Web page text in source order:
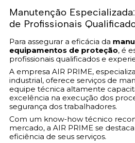
Manutenção
de Profissionais
Para assegurar a eficácia da
equipamentos de proteção, é
profissionais qualificados e
A empresa AIR PRIME,
industrial, oferece serviços de
equipe técnica altamente
excelência na execução dos
segurança dos trabalhadores.
Com um know-how técnico
mercado, a AIR PRIME se
eficiência de seus serviços.